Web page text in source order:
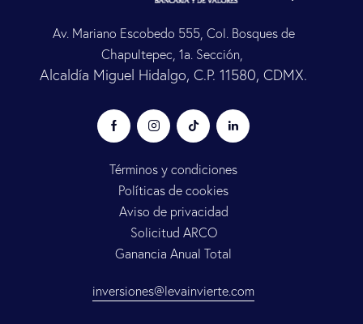
Av. Mariano Escobedo 555, Col. Bosques de
Chapultepec, 1a. Sección,
Alcaldía Miguel Hidalgo, C.P. 11580, CDMX.
Términos y condiciones
Políticas de cookies
Aviso de privacidad
Solicitud ARCO
Ganancia Anual Total
inversiones@levainvierte.com